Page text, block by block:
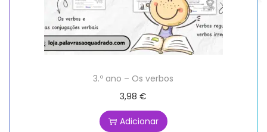
3.º ano – Os verbos
3,98€
Adicionar